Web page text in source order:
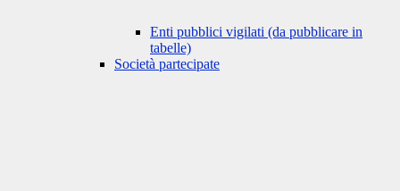
Enti pubblici vigilati (da pubblicare in
tabelle)
Società partecipate